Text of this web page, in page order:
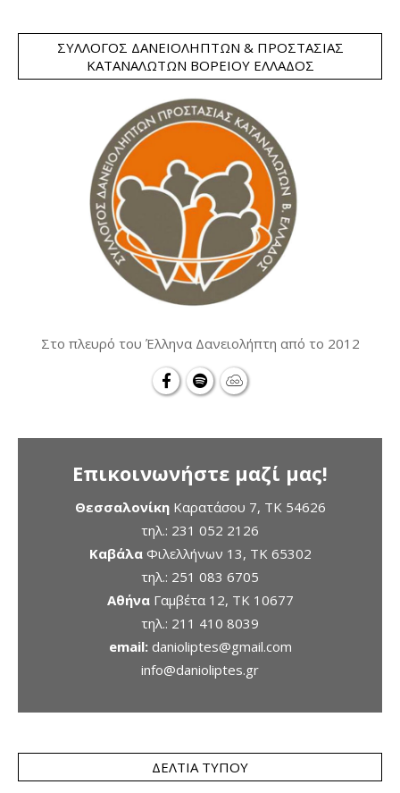
ΣΎΛΛΟΓΟΣ ΔΑΝΕΙΟΛΗΠΤΏΝ & ΠΡΟΣΤΑΣΊΑΣ
ΚΑΤΑΝΑΛΩΤΏΝ ΒΟΡΕΊΟΥ ΕΛΛΆΔΟΣ
Στο πλευρό του Έλληνα Δανειολήπτη από το 2012
Επικοινωνήστε μαζί μας!
ΘεσσαλονίκηΚαρατάσου 7, TK 54626
τηλ.: 231 052 2126
ΚαβάλαΦιλελλήνων 13, ΤΚ 65302
τηλ.: 251 083 6705
ΑθήναΓαμβέτα 12, ΤΚ 10677
τηλ.: 211 410 8039
email: danioliptes@gmail.com
info@danioliptes.gr
ΔΕΛΤΊΑ ΤΎΠΟΥ